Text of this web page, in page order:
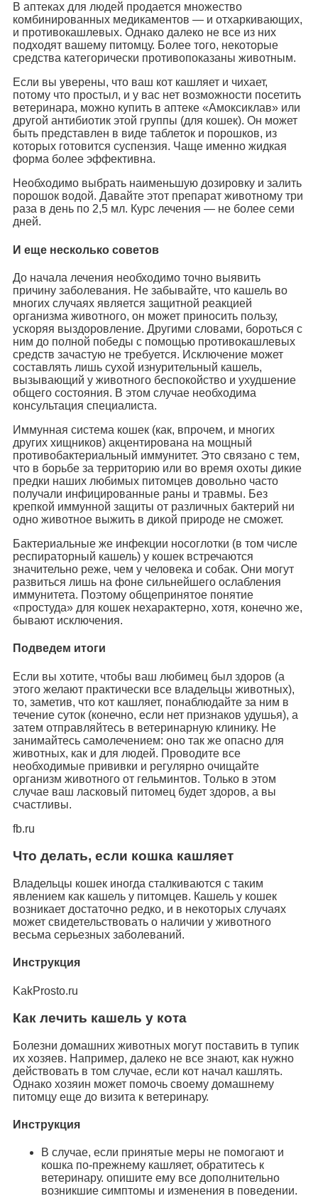
В аптеках для людей продается множество
комбинированных медикаментов — и отхаркивающих,
и противокашлевых. Однако далеко не все из них
подходят вашему питомцу. Более того, некоторые
средства категорически противопоказаны животным.
Если вы уверены, что ваш кот кашляет и чихает,
потому что простыл, и у вас нет возможности посетить
ветеринара, можно купить в аптеке «Амоксиклав» или
другой антибиотик этой группы (для кошек). Он может
быть представлен в виде таблеток и порошков, из
которых готовится суспензия. Чаще именно жидкая
форма более эффективна.
Необходимо выбрать наименьшую дозировку и залить
порошок водой. Давайте этот препарат животному три
раза в день по 2,5 мл. Курс лечения — не более семи
дней.
И еще несколько советов
До начала лечения необходимо точно выявить
причину заболевания. Не забывайте, что кашель во
многих случаях является защитной реакцией
организма животного, он может приносить пользу,
ускоряя выздоровление. Другими словами, бороться с
ним до полной победы с помощью противокашлевых
средств зачастую не требуется. Исключение может
составлять лишь сухой изнурительный кашель,
вызывающий у животного беспокойство и ухудшение
общего состояния. В этом случае необходима
консультация специалиста.
Иммунная система кошек (как, впрочем, и многих
других хищников) акцентирована на мощный
противобактериальный иммунитет. Это связано с тем,
что в борьбе за территорию или во время охоты дикие
предки наших любимых питомцев довольно часто
получали инфицированные раны и травмы. Без
крепкой иммунной защиты от различных бактерий ни
одно животное выжить в дикой природе не сможет.
Бактериальные же инфекции носоглотки (в том числе
респираторный кашель) у кошек встречаются
значительно реже, чем у человека и собак. Они могут
развиться лишь на фоне сильнейшего ослабления
иммунитета. Поэтому общепринятое понятие
«простуда» для кошек нехарактерно, хотя, конечно же,
бывают исключения.
Подведем итоги
Если вы хотите, чтобы ваш любимец был здоров (а
этого желают практически все владельцы животных),
то, заметив, что кот кашляет, понаблюдайте за ним в
течение суток (конечно, если нет признаков удушья), а
затем отправляйтесь в ветеринарную клинику. Не
занимайтесь самолечением: оно так же опасно для
животных, как и для людей. Проводите все
необходимые прививки и регулярно очищайте
организм животного от гельминтов. Только в этом
случае ваш ласковый питомец будет здоров, а вы
счастливы.
fb.ru
Что делать, если кошка кашляет
Владельцы кошек иногда сталкиваются с таким
явлением как кашель у питомцев. Кашель у кошек
возникает достаточно редко, и в некоторых случаях
может свидетельствовать о наличии у животного
весьма серьезных заболеваний.
Инструкция
KakProsto.ru
Как лечить кашель у кота
Болезни домашних животных могут поставить в тупик
их хозяев. Например, далеко не все знают, как нужно
действовать в том случае, если кот начал кашлять.
Однако хозяин может помочь своему домашнему
питомцу еще до визита к ветеринару.
Инструкция
В случае, если принятые меры не помогают и
кошка по-прежнему кашляет, обратитесь к
ветеринару. опишите ему все дополнительно
возникшие симптомы и изменения в поведении.